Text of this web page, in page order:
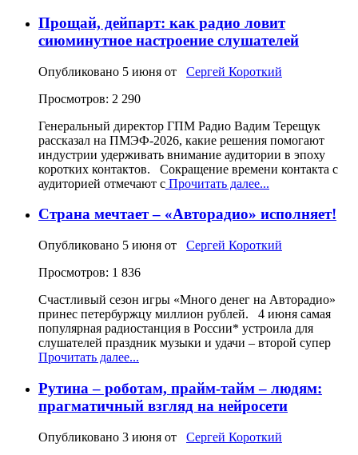
Прощай, дейпарт: как радио ловит
сиюминутное настроение слушателей
Опубликовано 5 июня от Сергей Короткий
Просмотров: 2 290
Генеральный директор ГПМ Радио Вадим Терещук
рассказал на ПМЭФ-2026, какие решения помогают
индустрии удерживать внимание аудитории в эпоху
коротких контактов. Сокращение времени контакта с
аудиторией отмечают с Прочитать далее...
Страна мечтает – «Авторадио» исполняет!
Опубликовано 5 июня от Сергей Короткий
Просмотров: 1 836
Счастливый сезон игры «Много денег на Авторадио»
принес петербуржцу миллион рублей. 4 июня самая
популярная радиостанция в России* устроила для
слушателей праздник музыки и удачи – второй супер
Прочитать далее...
Рутина – роботам, прайм-тайм – людям:
прагматичный взгляд на нейросети
Опубликовано 3 июня от Сергей Короткий